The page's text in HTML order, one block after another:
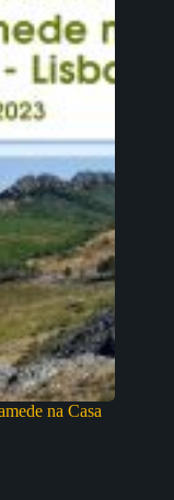
na Casa